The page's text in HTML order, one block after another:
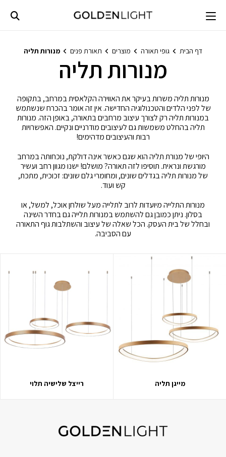
content
דף הבית גופי תאורה מוצרים תאורת פנים מנורות תליה
מנורות תליה
מנורות תליה משרות בעיקר את האווירה הקלאסית במרחב, בתקופה
של לפני הלדים והטכנולוגיה החדישה. אין זה אומר בהכרח שנשתמש
במנורות תליה רק לצורך עיצוב מרחבים בתאורה, באופן הזה. מנורות
תליה בהחלט משמשות גם לעיצובים מודרניים ונקיים. האפשרויות
רבות והעיצובים מדהימים!
היופי של מנורת תליה הוא שגם כאשר אינה דולקת, נוכחותה במרחב
מורגשת ונראית. תוסיפו לזה תאורה? מושלם! ישנו מגוון רחב ועשיר
של מנורות תליה בגדלים שונים, ומחומרי גלם שונים: זכוכית, מתכת,
קש ועוד.
מנורות התלייה מיועדות לרוב לתלייה מעל שולחן אוכל, למשל, או
בסלון. ניתן כמובן גם להשתמש במנורות תלייה גם בחדר השינה
ובחלל של בית העסק. הכל שאלה של עיצוב והשתלבות גוף התאורה
עם הסביבה.
מייגן תליה רייצל שלישיה תלוי